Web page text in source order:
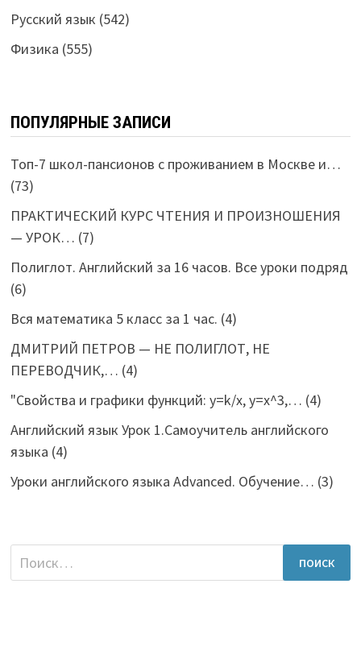
Русский язык (542)
Физика (555)
ПОПУЛЯРНЫЕ ЗАПИСИ
Топ-7 школ-пансионов с проживанием в Москве и…
(73)
ПРАКТИЧЕСКИЙ КУРС ЧТЕНИЯ И ПРОИЗНОШЕНИЯ
— УРОК… (7)
Полиглот. Английский за 16 часов. Все уроки подряд
(6)
Вся математика 5 класс за 1 час. (4)
ДМИТРИЙ ПЕТРОВ — НЕ ПОЛИГЛОТ, НЕ
ПЕРЕВОДЧИК,… (4)
"Свойства и графики функций: y=k/x, y=x^3,… (4)
Английский язык Урок 1.Самоучитель английского
языка (4)
Уроки английского языка Advanced. Обучение… (3)
Найти: